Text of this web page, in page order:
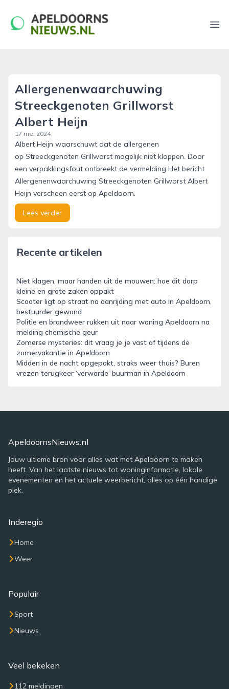
apeldoornsnieuws.nl
Allergenenwaarchuwing
Streeckgenoten Grillworst
Albert Heijn
17 mei 2024
Albert Heijn waarschuwt dat de allergenen
op Streeckgenoten Grillworst mogelijk niet kloppen. Door
een verpakkingsfout ontbreekt de vermelding Het bericht
Allergenenwaarchuwing Streeckgenoten Grillworst Albert
Heijn verscheen eerst op Apeldoorn.
Lees verder
Recente artikelen
Niet klagen, maar handen uit de mouwen: hoe dit dorp
kleine en grote zaken oppakt
Scooter ligt op straat na aanrijding met auto in Apeldoorn,
bestuurder gewond
Politie en brandweer rukken uit naar woning Apeldoorn na
melding chemische geur
Zomerse mysteries: dit vraag je je vast af tijdens de
zomervakantie in Apeldoorn
Midden in de nacht opgepakt, straks weer thuis? Buren
vrezen terugkeer ‘verwarde’ buurman in Apeldoorn
ApeldoornsNieuws.nl
Jouw ultieme bron voor alles wat met Apeldoorn te maken
heeft. Van het laatste nieuws tot woninginformatie, lokale
evenementen en het actuele weerbericht, alles op één handige
plek.
Inderegio
Home
Weer
Populair
Sport
Nieuws
Veel bekeken
112 meldingen